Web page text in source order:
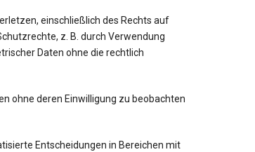
einschließlich des Rechts auf
z. B. durch Verwendung
Daten ohne die rechtlich
ohne deren Einwilligung zu beobachten
Entscheidungen in Bereichen mit